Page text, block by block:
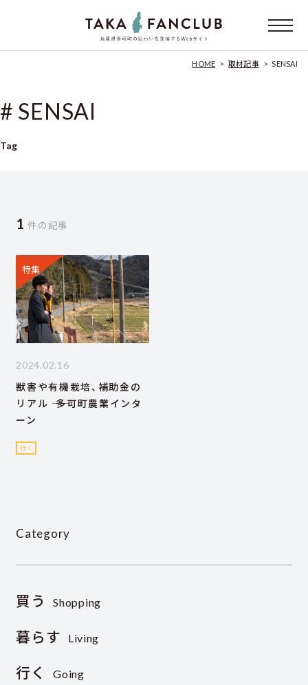
HOME > 取材記事 > SENSAI
# SENSAI
Tag
1 件の記事
特集
2024.02.16
獣害や有機栽培、補助金の
リアル ―― 多可町農業インタ
ーン
行く
Category
買う Shopping
暮らす Living
行く Going